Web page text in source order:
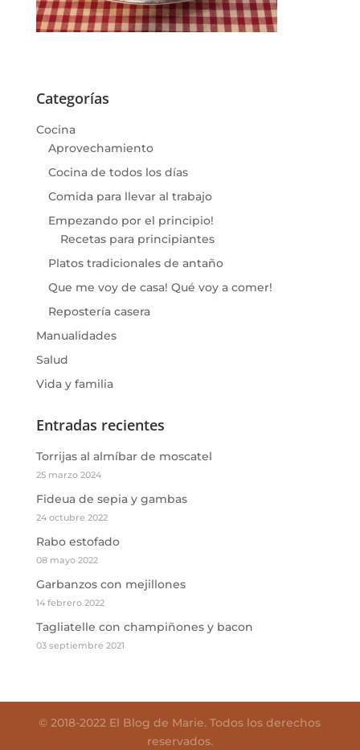
Categorías
Cocina
Aprovechamiento
Cocina de todos los días
Comida para llevar al trabajo
Empezando por el principio!
Recetas para principiantes
Platos tradicionales de antaño
Que me voy de casa! Qué voy a comer!
Repostería casera
Manualidades
Salud
Vida y familia
Entradas recientes
Torrijas al almíbar de moscatel
25 marzo 2024
Fideua de sepia y gambas
24 octubre 2022
Rabo estofado
08 mayo 2022
Garbanzos con mejillones
14 febrero 2022
Tagliatelle con champiñones y bacon
03 septiembre 2021
© 2018-2022 El Blog de Marie. Todos los derechos
reservados.